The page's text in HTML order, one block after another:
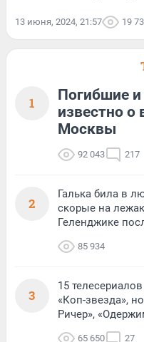
13 июня, 2024, 21:57 19
1
Погибшие
известно о
Москвы
92 043 217
2
Галька била в
скорые на
Геленджике
85 934
3
15
«Коп-звезда»,
Ричер»,
65 650 27